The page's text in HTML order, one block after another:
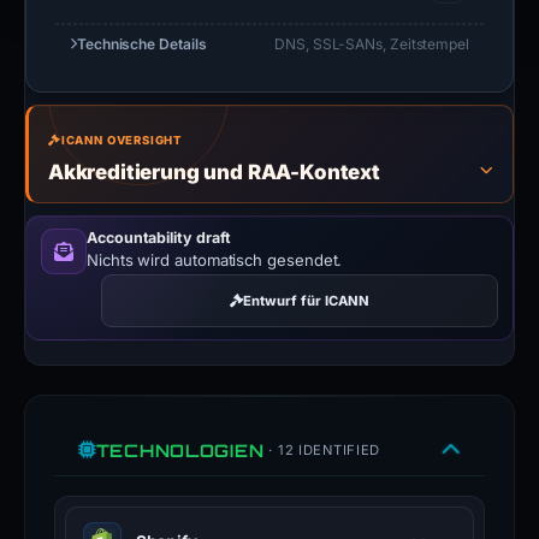
Technische Details DNS, SSL-SANs, Zeitstempel
ICANN OVERSIGHT
Akkreditierung und RAA-Kontext
Accountability draft
Nichts wird automatisch gesendet.
Entwurf für ICANN
TECHNOLOGIEN · 12 IDENTIFIED